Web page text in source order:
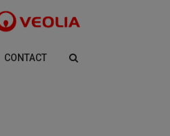
CONTACT